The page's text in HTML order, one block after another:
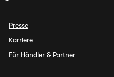
Presse
Karriere
Für Händler & Partner